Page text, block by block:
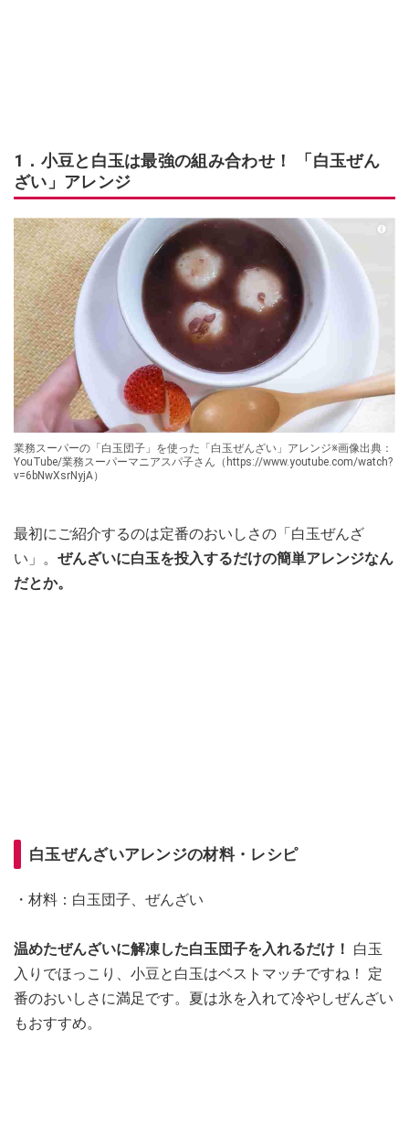
1．小豆と白玉は最強の組み合わせ！ 「白玉ぜん
ざい」アレンジ
業務スーパーの「白玉団子」を使った「白玉ぜんざい」アレンジ※画像出典：
YouTube/業務スーパーマニアスパ子さん（https://www.youtube.com/watch?
v=6bNwXsrNyjA）
最初にご紹介するのは定番のおいしさの「白玉ぜんざ
い」。 ぜんざいに白玉を投入するだけの簡単アレンジなん
だとか。
白玉ぜんざいアレンジの材料・レシピ
・材料：白玉団子、ぜんざい
温めたぜんざいに解凍した白玉団子を入れるだけ！ 白玉
入りでほっこり、小豆と白玉はベストマッチですね！ 定
番のおいしさに満足です。夏は氷を入れて冷やしぜんざい
もおすすめ。